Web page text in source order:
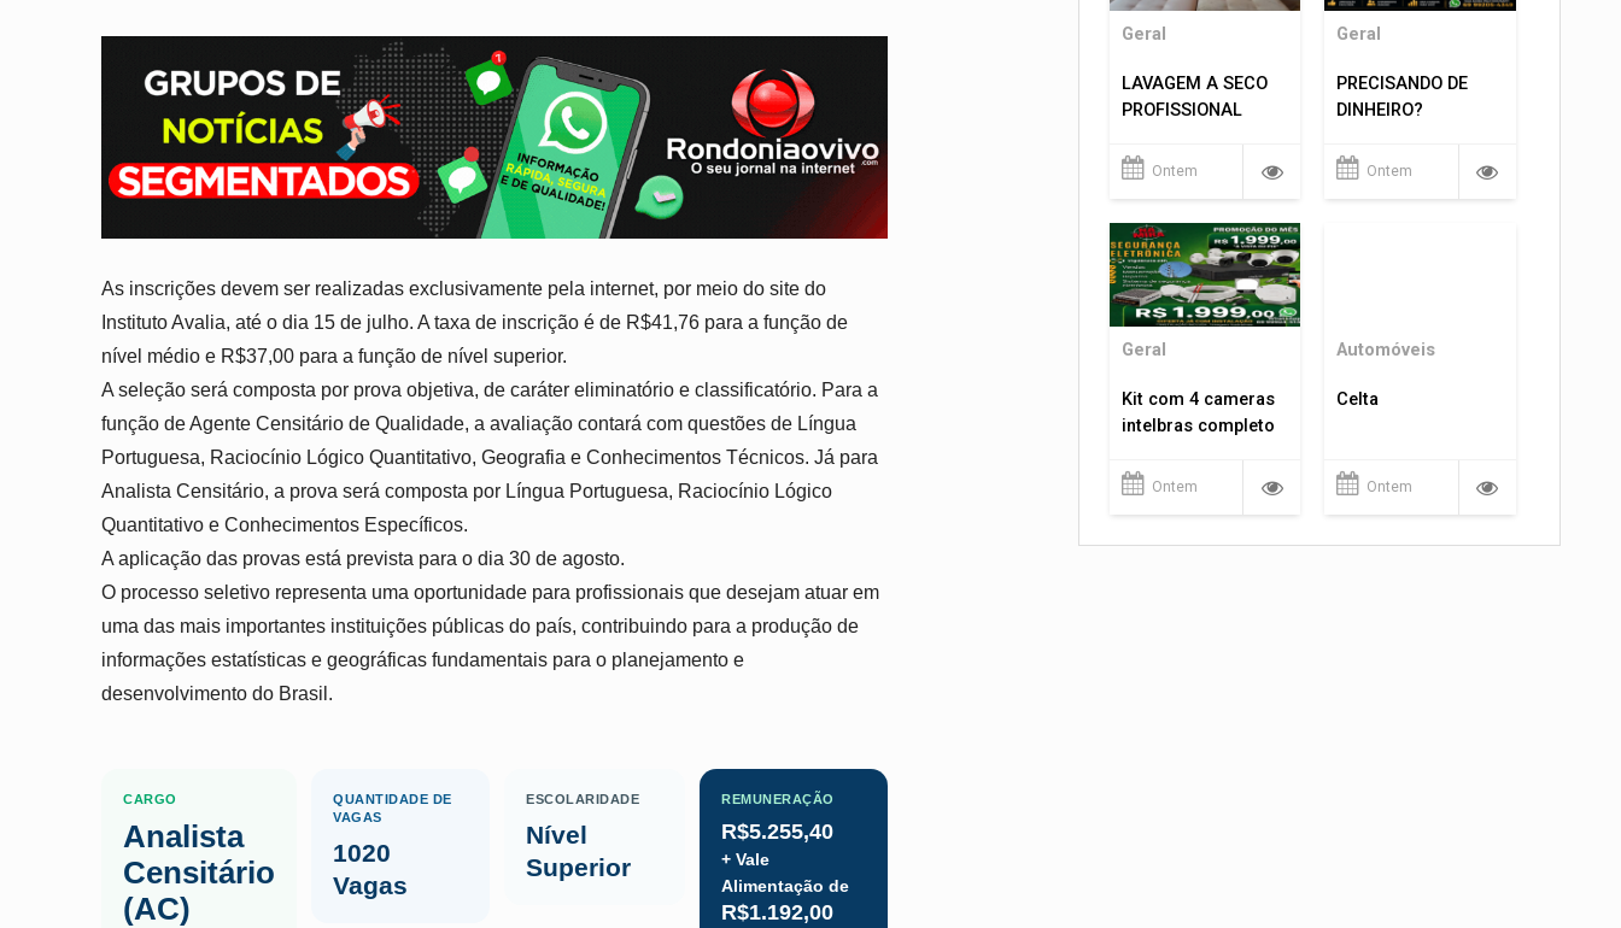
As inscrições devem ser realizadas exclusivamente pela internet, por meio do site do
Instituto Avalia, até o dia 15 de julho. A taxa de inscrição é de R$41,76 para a função de
nível médio e R$37,00 para a função de nível superior.
A seleção será composta por prova objetiva, de caráter eliminatório e classificatório. Para a
função de Agente Censitário de Qualidade, a avaliação contará com questões de Língua
Portuguesa, Raciocínio Lógico Quantitativo, Geografia e Conhecimentos Técnicos. Já para
Analista Censitário, a prova será composta por Língua Portuguesa, Raciocínio Lógico
Quantitativo e Conhecimentos Específicos.
A aplicação das provas está prevista para o dia 30 de agosto.
O processo seletivo representa uma oportunidade para profissionais que desejam atuar em
uma das mais importantes instituições públicas do país, contribuindo para a produção de
informações estatísticas e geográficas fundamentais para o planejamento e
desenvolvimento do Brasil.
CARGO
Analista
Censitário
(AC)
QUANTIDADE DE
VAGAS
1020
Vagas
ESCOLARIDADE
Nível
Superior
REMUNERAÇÃO
R$5.255,40
+ Vale
Alimentação de
R$1.192,00
Geral
LAVAGEM A SECO
PROFISSIONAL
Ontem
Geral
PRECISANDO DE
DINHEIRO?
Ontem
Geral
Kit com 4 cameras
intelbras completo
Ontem
Automóveis
Celta
Ontem